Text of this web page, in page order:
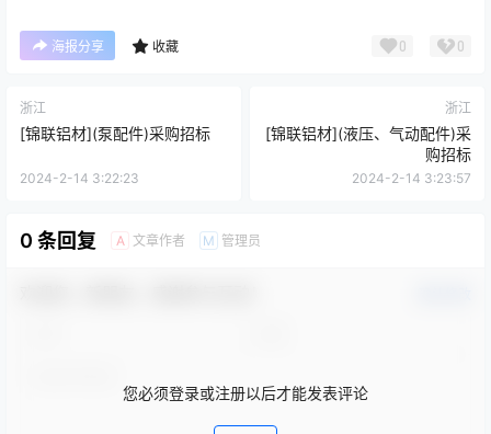
海报分享 收藏 0 0
浙江
[锦联铝材](泵配件)采购招标
2024-2-14 3:22:23
浙江
[锦联铝材](液压、气动配件)采
购招标
2024-2-14 3:23:57
0 条回复 A 文章作者 M 管理员
您必须登录或注册以后才能发表评论